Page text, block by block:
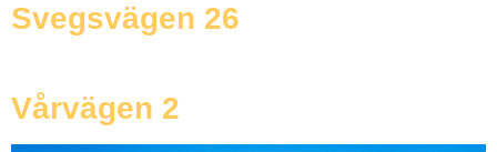
Svegsvägen 26
Vårvägen 2